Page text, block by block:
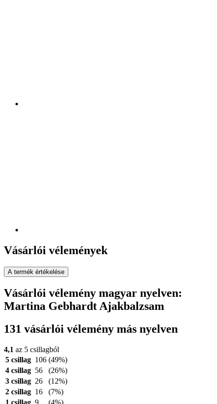
Vásárlói vélemények
A termék értékelése
Vásárlói vélemény magyar nyelven:
Martina Gebhardt Ajakbalzsam
131 vásárlói vélemény más nyelven
4,1 az 5 csillagból
5 csillag 106 (49%)
4 csillag 56
(26%)
3 csillag 26
(12%)
2 csillag 16
(7%)
1 csillag 9 (4%)